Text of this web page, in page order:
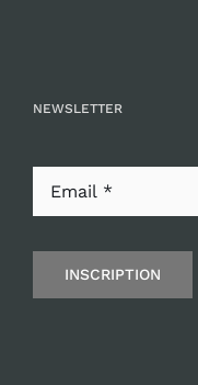
NEWSLETTER
INSCRIPTION